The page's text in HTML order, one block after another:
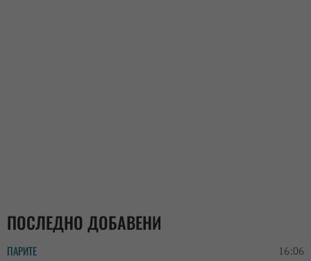
ПОСЛЕДНО ДОБАВЕНИ
ПАРИТЕ 16:06